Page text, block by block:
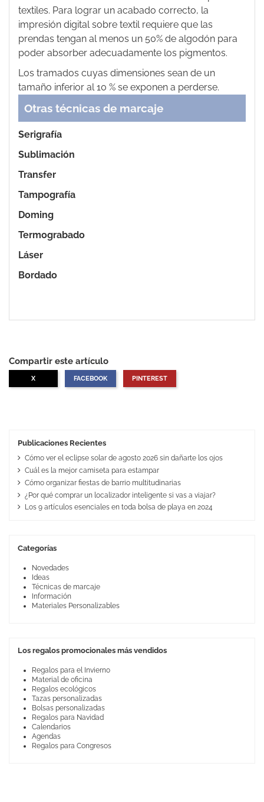
textiles. Para lograr un acabado correcto, la
impresión digital sobre textil requiere que las
prendas tengan al menos un 50% de algodón para
poder absorber adecuadamente los pigmentos.
Los tramados cuyas dimensiones sean de un
tamaño inferior al 10 % se exponen a perderse.
Otras técnicas de marcaje
Serigrafía
Sublimación
Transfer
Tampografía
Doming
Termograbado
Láser
Bordado
Compartir este artículo
X FACEBOOK PINTEREST
Publicaciones Recientes
Cómo ver el eclipse solar de agosto 2026 sin dañarte los ojos
Cuál es la mejor camiseta para estampar
Cómo organizar fiestas de barrio multitudinarias
¿Por qué comprar un localizador inteligente si vas a viajar?
Los 9 artículos esenciales en toda bolsa de playa en 2024
Categorías
Novedades
Ideas
Técnicas de marcaje
Información
Materiales Personalizables
Los regalos promocionales más vendidos
Regalos para el Invierno
Material de oficina
Regalos ecológicos
Tazas personalizadas
Bolsas personalizadas
Regalos para Navidad
Calendarios
Agendas
Regalos para Congresos